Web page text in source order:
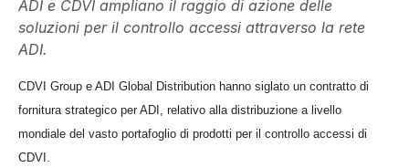
ADI e CDVI ampliano il raggio di azione delle
soluzioni per il controllo accessi attraverso la rete
ADI.
CDVI Group e ADI Global Distribution hanno siglato un contratto di
fornitura strategico per ADI, relativo alla distribuzione a livello
mondiale del vasto portafoglio di prodotti per il controllo accessi di
CDVI.